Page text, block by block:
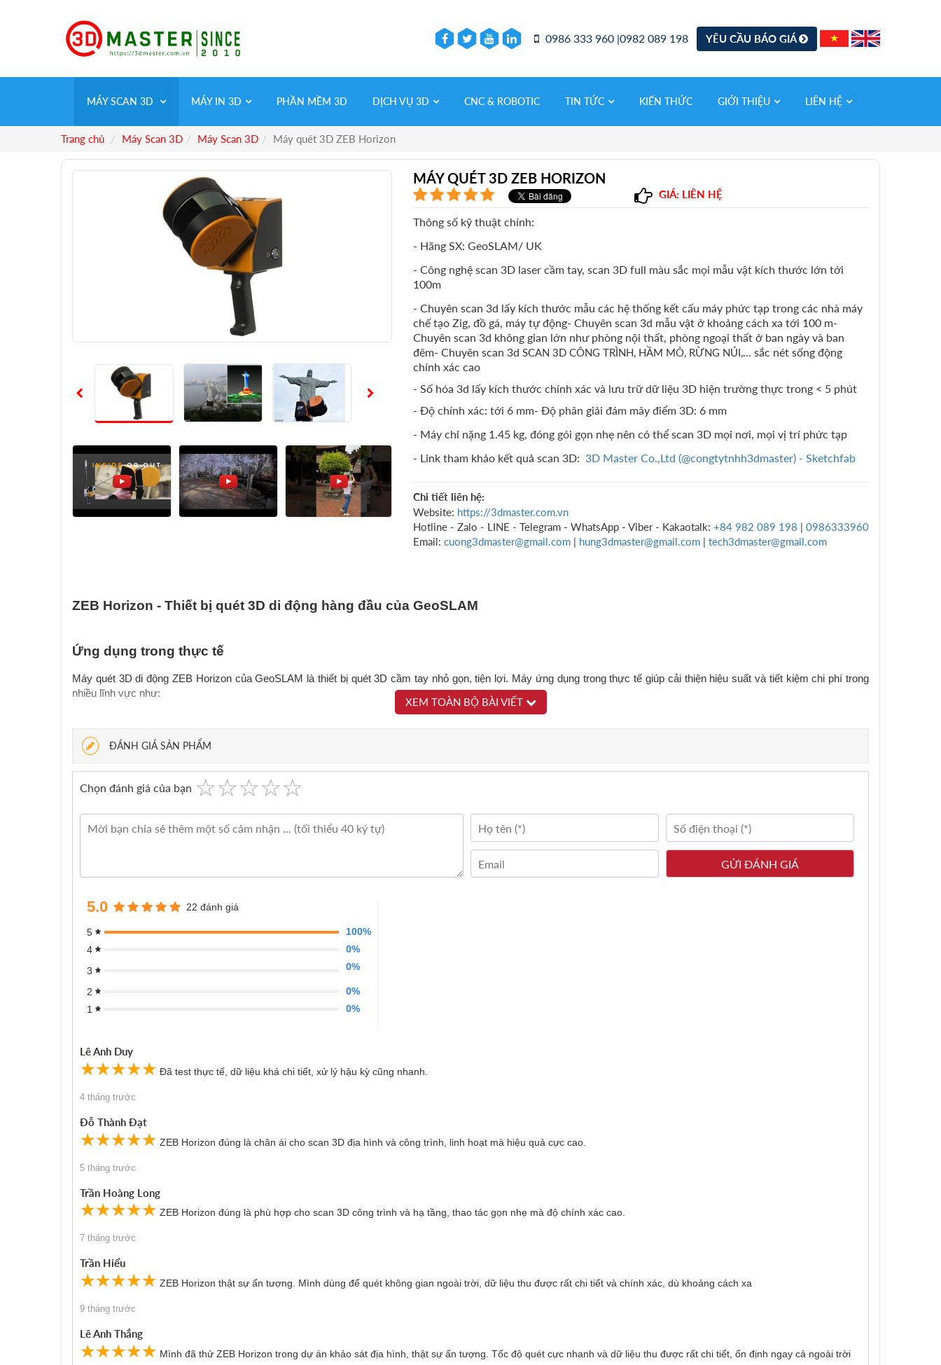
0986 333 960 |0982 089 198 YÊU CẦU BÁO GIÁ
MÁY SCAN 3D MÁY IN 3D PHẦN MỀM 3D DỊCH VỤ 3D CNC & ROBOTIC TIN TỨC KIẾN THỨC GIỚI THIỆU LIÊN HỆ
Trang chủ Máy Scan 3D Máy Scan 3D Máy quét 3D ZEB Horizon
MÁY QUÉT 3D ZEB HORIZON
GIÁ: LIÊN HỆ
Thông số kỹ thuật chính:
- Hãng SX: GeoSLAM/ UK
- Công nghệ scan 3D laser cầm tay, scan 3D full màu sắc mọi mẫu vật kích thước lớn tới
100m
- Chuyên scan 3d lấy kích thước mẫu các hệ thống kết cấu máy phức tạp trong các nhà máy
chế tạo Zig, đồ gá, máy tự động- Chuyên scan 3d mẫu vật ở khoảng cách xa tới 100 m-
Chuyên scan 3d không gian lớn như phòng nội thất, phòng ngoại thất ở ban ngày và ban
đêm- Chuyên scan 3d SCAN 3D CÔNG TRÌNH, HẦM MỎ, RỪNG NÚI,... sắc nét sống động
chính xác cao
- Số hóa 3d lấy kích thước chính xác và lưu trữ dữ liệu 3D hiện trường thực trong < 5 phút
- Độ chính xác: tới 6 mm- Độ phân giải đám mây điểm 3D: 6 mm
- Máy chỉ nặng 1.45 kg, đóng gói gọn nhẹ nên có thể scan 3D mọi nơi, mọi vị trí phức tạp
- Link tham khảo kết quả scan 3D: 3D Master Co.,Ltd (@congtytnhh3dmaster) - Sketchfab
Chi tiết liên hệ:
Website: https://3dmaster.com.vn
Hotline - Zalo - LINE - Telegram - WhatsApp - Viber - Kakaotalk: +84 982 089 198 | 0986333960
Email: cuong3dmaster@gmail.com| hung3dmaster@gmail.com| tech3dmaster@gmail.com
ZEB Horizon - Thiết bị quét 3D di động hàng đầu của GeoSLAM
Ứng dụng trong thực tế
Máy quét 3D di động ZEB Horizon của GeoSLAM là thiết bị quét 3D cầm tay nhỏ gọn, tiện lợi. Máy ứng dụng trong thực tế giúp cải thiện hiệu suất và tiết kiệm chi phí trong
nhiều lĩnh vực như:
Số hóa dữ liệu
ZEB Horizon được sử dụng để tạo bản đồ 3D của các khu vực công nghiệp và tài sản công cộng, giúp quản lý tài sản hiệu quả hơn.
Dữ liệu số hóa 3D có thể được lưu trữ lâu dài, phục vụ cho nhiều hạng mục khác nhau, là giải pháp lý tưởng cho việc tiết kiệm chi phí.
Kiểm tra chất lượng công trình
ZEB Horizon được sử dụng để tạo mô hình 3D của các công trình xây dựng, giúp tăng hiệu quả sản xuất và giảm rủi ro. Sử dụng thiết bị ZEB Horizon với công nghệ scan 3D
hiện đại giúp giảm thời gian và chi phí so với các phương pháp đo đạc truyền thống
XEM TOÀN BỘ BÀI VIẾT
ĐÁNH GIÁ SẢN PHẨM
Chọn đánh giá của bạn ☆☆☆☆☆
★★★★★
5.0 22 đánh giá
5
100%
4
0%
3
0%
2
0%
1
0%
Lê Anh Duy
☆☆☆☆☆
★★★★★ Đã test thực tế, dữ liệu khá chi tiết, xử lý hậu kỳ cũng nhanh.
4 tháng trước
Đỗ Thành Đạt
☆☆☆☆☆
★★★★★ ZEB Horizon đúng là chân ái cho scan 3D địa hình và công trình, linh hoạt mà hiệu quả cực cao.
5 tháng trước
Trần Hoàng Long
☆☆☆☆☆
★★★★★ ZEB Horizon đúng là phù hợp cho scan 3D công trình và hạ tầng, thao tác gọn nhẹ mà độ chính xác cao.
7 tháng trước
Trần Hiểu
☆☆☆☆☆
★★★★★ ZEB Horizon thật sự ấn tượng. Mình dùng để quét không gian ngoài trời, dữ liệu thu được rất chi tiết và chính xác, dù khoảng cách xa
9 tháng trước
Lê Anh Thắng
☆☆☆☆☆
★★★★★ Mình đã thử ZEB Horizon trong dự án khảo sát địa hình, thật sự ấn tượng. Tốc độ quét cực nhanh và dữ liệu thu được rất chi tiết, ổn định ngay cả ngoài trời